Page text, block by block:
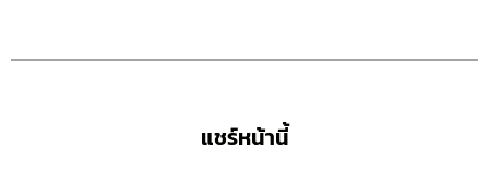
แชร์หน้านี้